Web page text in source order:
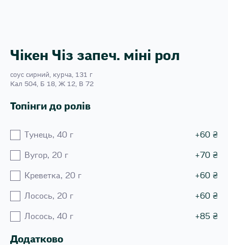
Чікен Чіз запеч. міні рол
соус сирний, курча, 131 г
Кал 504, Б 18, Ж 12, В 72
Топінги до ролів
Тунець, 40 г +60 ₴
Вугор, 20 г +70 ₴
Креветка, 20 г +60 ₴
Лосось, 20 г +60 ₴
Лосось, 40 г +85 ₴
Додатково